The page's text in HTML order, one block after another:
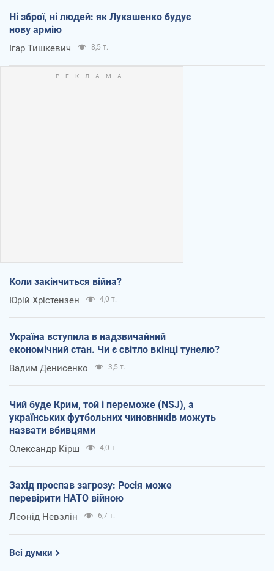
Ні зброї, ні людей: як Лукашенко будує
нову армію
Ігар Тишкевич 8,5 т.
Коли закінчиться війна?
Юрій Хрістензен 4,0 т.
Україна вступила в надзвичайний
економічний стан. Чи є світло вкінці тунелю?
Вадим Денисенко 3,5 т.
Чий буде Крим, той і переможе (NSJ), а
українських футбольних чиновників можуть
назвати вбивцями
Олександр Кірш 4,0 т.
Захід проспав загрозу: Росія може
перевірити НАТО війною
Леонід Невзлін 6,7 т.
Всі думки